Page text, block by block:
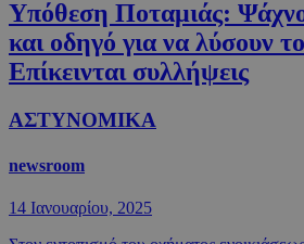
Υπόθεση Ποταμιάς:
και οδηγό για να λύσουν
Επίκεινται συλλήψεις
ΑΣΤΥΝΟΜΙΚΑ
newsroom
14 Ιανουαρίου, 2025